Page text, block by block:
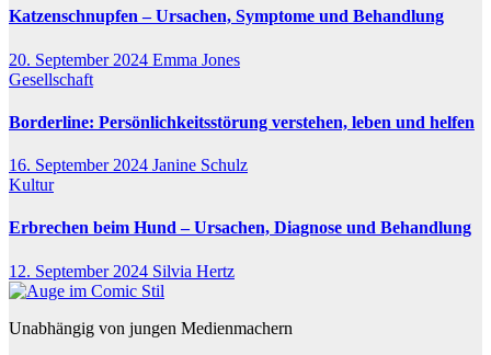
Katzenschnupfen – Ursachen, Symptome und Behandlung
20. September 2024 Emma Jones
Gesellschaft
Borderline: Persönlichkeitsstörung verstehen, leben und helfen
16. September 2024 Janine Schulz
Kultur
Erbrechen beim Hund – Ursachen, Diagnose und Behandlung
12. September 2024 Silvia Hertz
Unabhängig von jungen Medienmachern